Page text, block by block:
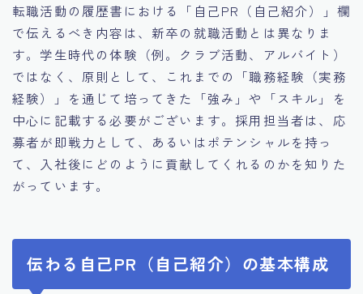
転職活動の履歴書における「自己PR（自己紹介）」欄
で伝えるべき内容は、新卒の就職活動とは異なりま
す。学生時代の体験（例。クラブ活動、アルバイト）
ではなく、原則として、これまでの「職務経験（実務
経験）」を通じて培ってきた「強み」や「スキル」を
中心に記載する必要がございます。採用担当者は、応
募者が即戦力として、あるいはポテンシャルを持っ
て、入社後にどのように貢献してくれるのかを知りた
がっています。
伝わる自己PR（自己紹介）の基本構成